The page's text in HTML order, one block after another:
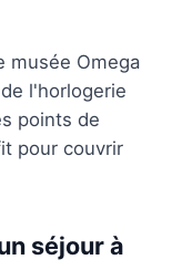
musée Omega
l'horlogerie
points de
pour couvrir
séjour à